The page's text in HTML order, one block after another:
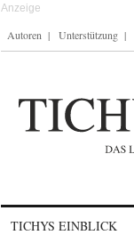
Autoren Unterstützung
TICHYS EINBLICK